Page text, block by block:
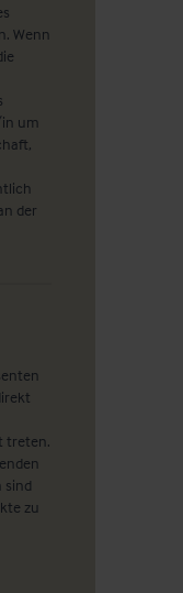
Wenn
um
der
treten.
sind
zu